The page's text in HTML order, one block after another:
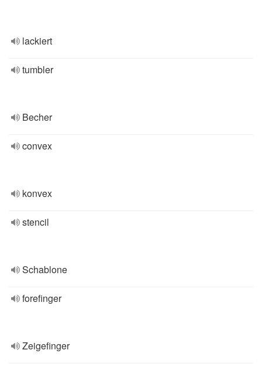
lackiert
tumbler
Becher
convex
konvex
stencil
Schablone
forefinger
Zeigefinger